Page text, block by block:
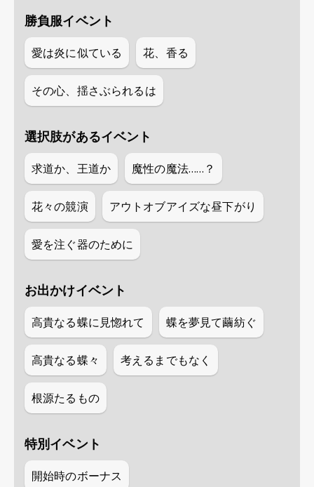
勝負服イベント
愛は炎に似ている 花、香る
その心、揺さぶられるは
選択肢があるイベント
求道か、王道か 魔性の魔法……？
花々の競演 アウトオブアイズな昼下がり
愛を注ぐ器のために
お出かけイベント
高貴なる蝶に見惚れて 蝶を夢見て繭紡ぐ
高貴なる蝶々 考えるまでもなく
根源たるもの
特別イベント
開始時のボーナス